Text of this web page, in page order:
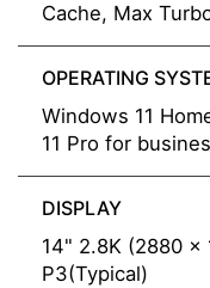
Cache, Max
OPERATING
Windows 11
11 Pro for
DISPLAY
14" 2.8K (2880 x
P3(Typical)